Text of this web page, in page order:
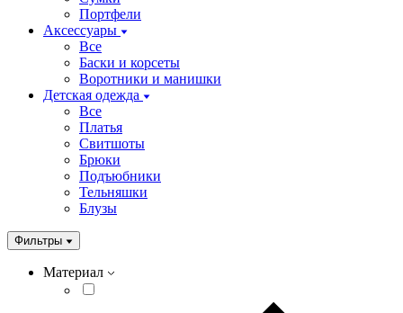
Портфели
Аксессуары
Все
Баски и корсеты
Воротники и манишки
Детская одежда
Все
Платья
Свитшоты
Брюки
Подъюбники
Тельняшки
Блузы
Фильтры
Материал